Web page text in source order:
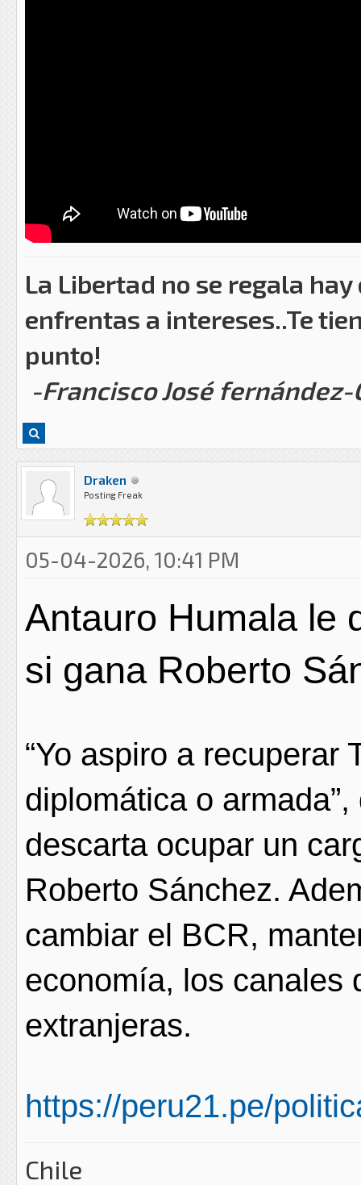
La Libertad no se regala
enfrentas a intereses..Te
punto!
-Francisco José
Draken
Posting Freak
05-04-2026, 10:41 PM
Antauro Humala le
si gana Roberto
“Yo aspiro a recuperar
diplomática o
descarta ocupar un
Roberto Sánchez.
cambiar el BCR,
economía, los canales
extranjeras.
https://peru21.pe/
Chile